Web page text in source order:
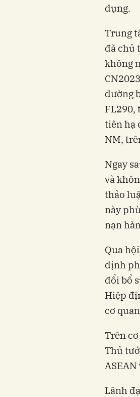
dụng.
Trung
đã chủ
không
đường
FL290,
tiên hạ
NM,
Ngay
và
thảo
này
nạn
Qua
định
đổi bổ
Hiệp
cơ
Trên
Thủ
Lãnh